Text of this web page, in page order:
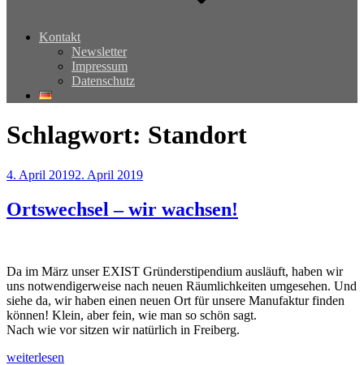
Kontakt
Newsletter
Impressum
Datenschutz
Schlagwort: Standort
Veröffentlicht
4. April 20192. April 2019
Ortswechsel – wir wachsen!
Da im März unser EXIST Gründerstipendium ausläuft, haben wir
uns notwendigerweise nach neuen Räumlichkeiten umgesehen. Und
siehe da, wir haben einen neuen Ort für unsere Manufaktur finden
können! Klein, aber fein, wie man so schön sagt.
Nach wie vor sitzen wir natürlich in Freiberg.
„Ortswechsel
weiterlesen